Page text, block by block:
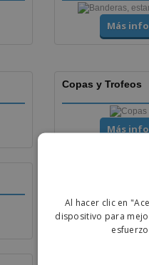
Más
Copas y Trofeos
Más
Más
Al hacer clic en
dispositivo para